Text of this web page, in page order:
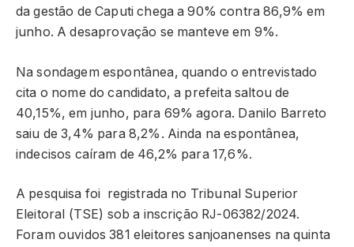
da gestão de Caputi chega a 90% contra 86,9% em
junho. A desaprovação se manteve em 9%.
Na sondagem espontânea, quando o entrevistado
cita o nome do candidato, a prefeita saltou de
40,15%, em junho, para 69% agora. Danilo Barreto
saiu de 3,4% para 8,2%. Ainda na espontânea,
indecisos caíram de 46,2% para 17,6%.
A pesquisa foi registrada no Tribunal Superior
Eleitoral (TSE) sob a inscrição RJ-06382/2024.
Foram ouvidos 381 eleitores sanjoanenses na quinta